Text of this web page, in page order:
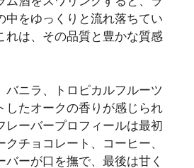
中をゆっくりと流れ落ちてい
れは、その品質と豊かな質感
バニラ、トロピカルフルーツ
したオークの香りが感じられ
レーバープロフィールは最初
チョコレート、コーヒー、
バーが口を撫で、最後は甘く